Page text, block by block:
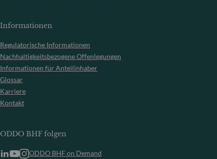
Informationen
Regulatorische Informationen
Nachhaltigkeitsbezogene Offenlegungen
Informationen für Anteilinhaber
Glossar
Karriere
Kontakt
ODDO BHF folgen
ODDO BHF on Demand